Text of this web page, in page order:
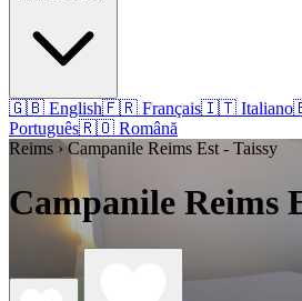
🇬🇧 English🇫🇷 Français🇮🇹 Italiano
Português🇷🇴 Română
Reims › Campanile Reims Est - Taissy
Campanile Reims